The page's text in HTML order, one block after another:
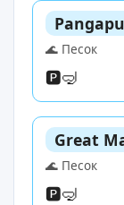
🌊 Песок
🅿️🤿
Great
🌊 Песок
🅿️🤿